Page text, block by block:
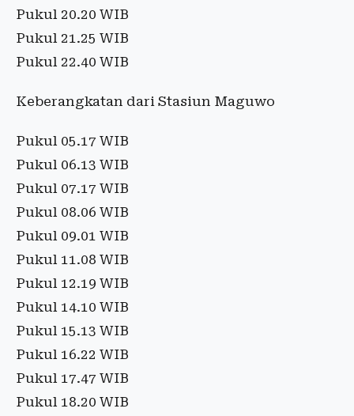
Pukul 20.20 WIB
Pukul 21.25 WIB
Pukul 22.40 WIB
Keberangkatan dari Stasiun Maguwo
Pukul 05.17 WIB
Pukul 06.13 WIB
Pukul 07.17 WIB
Pukul 08.06 WIB
Pukul 09.01 WIB
Pukul 11.08 WIB
Pukul 12.19 WIB
Pukul 14.10 WIB
Pukul 15.13 WIB
Pukul 16.22 WIB
Pukul 17.47 WIB
Pukul 18.20 WIB